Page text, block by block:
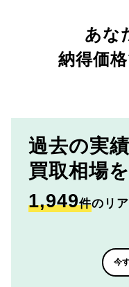
あな
納得価
過去の実
買取相場
1,949件のリ
今